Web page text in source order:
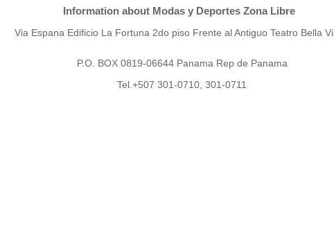
Information about Modas y Deportes Zona Libre
Via Espana Edificio La Fortuna 2do piso Frente al Antiguo Teatro Bella
P.O. BOX 0819-06644 Panama Rep de Panama
Tel.+507 301-0710, 301-0711